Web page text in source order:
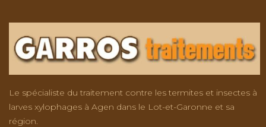
Le spécialiste du traitement contre les termites et insectes à
larves xylophages à Agen dans le Lot-et-Garonne et sa
région.